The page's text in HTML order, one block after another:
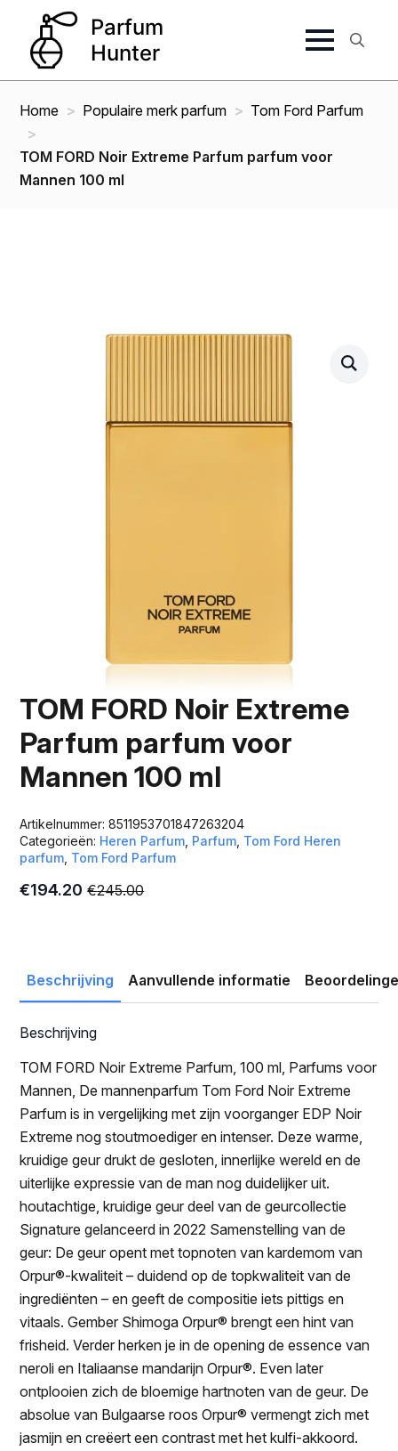
Home Populaire merk parfum Tom Ford Parfum
TOM FORD Noir Extreme Parfum parfum voor
Mannen 100 ml
TOM FORD Noir Extreme
Parfum parfum voor
Mannen 100 ml
Artikelnummer:8511953701847263204
Categorieën: Heren Parfum Parfum Tom Ford Heren
parfum Tom Ford Parfum
€245.00
Oorspronkelijke
€194.20
Huidige
Beschrijving Aanvullende informatie
Beschrijving
TOM FORD Noir Extreme Parfum, 100 ml, Parfums voor
Mannen, De mannenparfum Tom Ford Noir Extreme
Parfum is in vergelijking met zijn voorganger EDP Noir
Extreme nog stoutmoediger en intenser. Deze warme,
kruidige geur drukt de gesloten, innerlijke wereld en de
uiterlijke expressie van de man nog duidelijker uit.
houtachtige, kruidige geur deel van de geurcollectie
Signature gelanceerd in 2022 Samenstelling van de
geur: De geur opent met topnoten van kardemom van
Orpur®-kwaliteit – duidend op de topkwaliteit van de
ingrediënten – en geeft de compositie iets pittigs en
vitaals. Gember Shimoga Orpur® brengt een hint van
frisheid. Verder herken je in de opening de essence van
neroli en Italiaanse mandarijn Orpur®. Even later
ontplooien zich de bloemige hartnoten van de geur. De
absolue van Bulgaarse roos Orpur® vermengt zich met
jasmijn en creëert een contrast met het kulfi-akkoord.